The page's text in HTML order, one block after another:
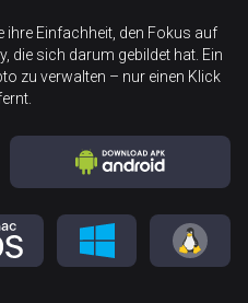
ihre Einfachheit, den Fokus auf
die sich darum gebildet hat. Ein
zu verwalten – nur einen Klick